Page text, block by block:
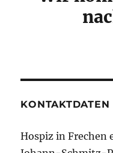
KONTAKTDATEN
Hospiz in Frechen